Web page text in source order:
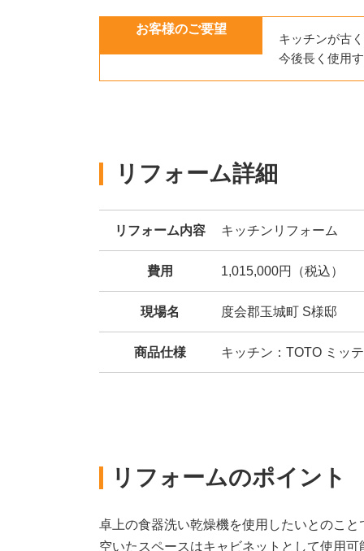
お客様のご要望
キッチンが古
今後長く使用
リフォーム詳細
リフォーム内容 キッチンリフォーム
費用 1,015,000円（税込）
現場名 度会郡玉城町 S様邸
商品仕様 キッチン：TOTO ミッ
リフォームのポイント
卓上の食器洗い乾燥機を使用したいとのこ
空いたスペースはキャビネットとして使用